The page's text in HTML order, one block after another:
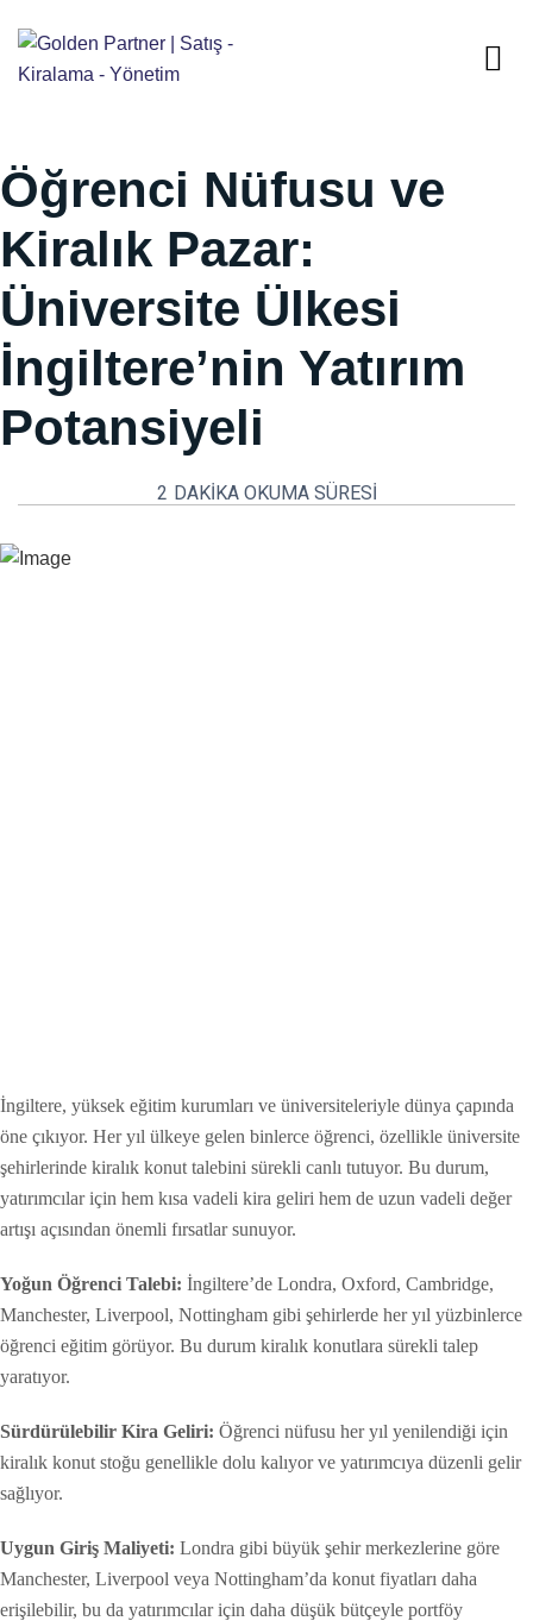
Öğrenci Nüfusu ve
Kiralık Pazar:
Üniversite Ülkesi
İngiltere’nin Yatırım
Potansiyeli
2 DAKIKA OKUMA SÜRESI
İngiltere, yüksek eğitim kurumları ve üniversiteleriyle dünya çapında
öne çıkıyor. Her yıl ülkeye gelen binlerce öğrenci, özellikle üniversite
şehirlerinde kiralık konut talebini sürekli canlı tutuyor. Bu durum,
yatırımcılar için hem kısa vadeli kira geliri hem de uzun vadeli değer
artışı açısından önemli fırsatlar sunuyor.
Yoğun Öğrenci Talebi: İngiltere’de Londra, Oxford, Cambridge,
Manchester, Liverpool, Nottingham gibi şehirlerde her yıl yüzbinlerce
öğrenci eğitim görüyor. Bu durum kiralık konutlara sürekli talep
yaratıyor.
Sürdürülebilir Kira Geliri: Öğrenci nüfusu her yıl yenilendiği için
kiralık konut stoğu genellikle dolu kalıyor ve yatırımcıya düzenli gelir
sağlıyor.
Uygun Giriş Maliyeti: Londra gibi büyük şehir merkezlerine göre
Manchester, Liverpool veya Nottingham’da konut fiyatları daha
erişilebilir, bu da yatırımcılar için daha düşük bütçeyle portföy